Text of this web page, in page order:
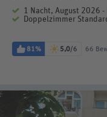
1 Nacht, August 2026
Doppelzimmer
81% 5,0/6 66